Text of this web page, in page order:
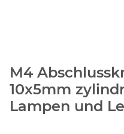
M4
10x5mm
Lampen und